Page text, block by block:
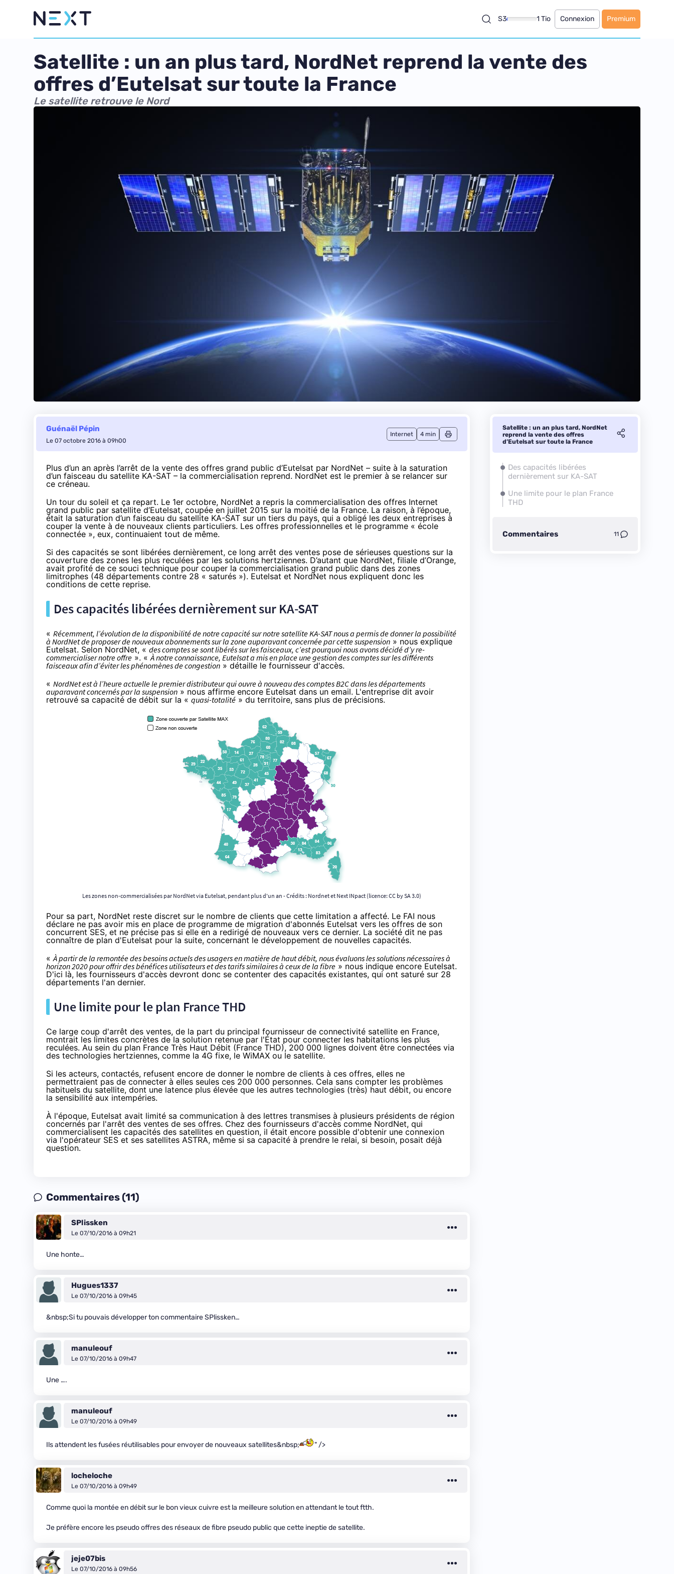
S3 1 Tio Connexion Premium
Satellite : un an plus tard, NordNet reprend la vente des
offres d’Eutelsat sur toute la France
Le satellite retrouve le Nord
Guénaël Pépin
Le 07 octobre 2016 à 09h00
Internet 4 min
Plus d’un an après l’arrêt de la vente des offres grand public d’Eutelsat par NordNet – suite à la saturation
d’un faisceau du satellite KA-SAT – la commercialisation reprend. NordNet est le premier à se relancer sur
ce créneau.
Un tour du soleil et ça repart. Le 1er octobre, NordNet a repris la commercialisation des offres Internet
grand public par satellite d’Eutelsat, coupée en juillet 2015 sur la moitié de la France. La raison, à l’époque,
était la saturation d’un faisceau du satellite KA-SAT sur un tiers du pays, qui a obligé les deux entreprises à
couper la vente à de nouveaux clients particuliers. Les offres professionnelles et le programme « école
connectée », eux, continuaient tout de même.
Si des capacités se sont libérées dernièrement, ce long arrêt des ventes pose de sérieuses questions sur la
couverture des zones les plus reculées par les solutions hertziennes. D’autant que NordNet, filiale d’Orange,
avait profité de ce souci technique pour couper la commercialisation grand public dans des zones
limitrophes (48 départements contre 28 « saturés »). Eutelsat et NordNet nous expliquent donc les
conditions de cette reprise.
Des capacités libérées dernièrement sur KA-SAT
« Récemment, l’évolution de la disponibilité de notre capacité sur notre satellite KA-SAT nous a permis de donner la possibilité
à NordNet de proposer de nouveaux abonnements sur la zone auparavant concernée par cette suspension » nous explique
Eutelsat. Selon NordNet, « des comptes se sont libérés sur les faisceaux, c’est pourquoi nous avons décidé d’y re-
commercialiser notre offre ». «À notre connaissance, Eutelsat a mis en place une gestion des comptes sur les différents
faisceaux afin d’éviter les phénomènes de congestion » détaille le fournisseur d'accès.
« NordNet est à l’heure actuelle le premier distributeur qui ouvre à nouveau des comptes B2C dans les départements
auparavant concernés par la suspension » nous affirme encore Eutelsat dans un email. L'entreprise dit avoir
retrouvé sa capacité de débit sur la « quasi-totalité » du territoire, sans plus de précisions.
Les zones non-commercialisées par NordNet via Eutelsat, pendant plus d'un an - Crédits : Nordnet et Next INpact (licence: CC by SA 3.0)
Pour sa part, NordNet reste discret sur le nombre de clients que cette limitation a affecté. Le FAI nous
déclare ne pas avoir mis en place de programme de migration d'abonnés Eutelsat vers les offres de son
concurrent SES, et ne précise pas si elle en a redirigé de nouveaux vers ce dernier. La société dit ne pas
connaître de plan d'Eutelsat pour la suite, concernant le développement de nouvelles capacités.
«À partir de la remontée des besoins actuels des usagers en matière de haut débit, nous évaluons les solutions nécessaires à
horizon 2020 pour offrir des bénéfices utilisateurs et des tarifs similaires à ceux dela fibre » nous indique encore Eutelsat.
D'ici là, les fournisseurs d'accès devront donc se contenter des capacités existantes, qui ont saturé sur 28
départements l'an dernier.
Une limite pour le plan France THD
Ce large coup d'arrêt des ventes, de la part du principal fournisseur de connectivité satellite en France,
montrait les limites concrètes de la solution retenue par l'État pour connecter les habitations les plus
reculées. Au sein du plan France Très Haut Débit (France THD), 200 000 lignes doivent être connectées via
des technologies hertziennes, comme la 4G fixe, le WiMAX ou le satellite.
Si les acteurs, contactés, refusent encore de donner le nombre de clients à ces offres, elles ne
permettraient pas de connecter à elles seules ces 200 000 personnes. Cela sans compter les problèmes
habituels du satellite, dont une latence plus élevée que les autres technologies (très) haut débit, ou encore
la sensibilité aux intempéries.
À l'époque, Eutelsat avait limité sa communication à des lettres transmises à plusieurs présidents de région
concernés par l'arrêt des ventes de ses offres. Chez des fournisseurs d'accès comme NordNet, qui
commercialisent les capacités des satellites en question, il était encore possible d'obtenir une connexion
via l'opérateur SES et ses satellites ASTRA, même si sa capacité à prendre le relai, si besoin, posait déjà
question.
Commentaires (11)
SPlissken
Le 07/10/2016 à 09h21
Une honte…
Hugues1337
Le 07/10/2016 à 09h45
&nbsp;Si tu pouvais développer ton commentaire SPlissken…
manuleouf
Le 07/10/2016 à 09h47
Une ….
manuleouf
Le 07/10/2016 à 09h49
Ils attendent les fusées réutilisables pour envoyer de nouveaux satellites&nbsp; " />
locheloche
Le 07/10/2016 à 09h49
Comme quoi la montée en débit sur le bon vieux cuivre est la meilleure solution en attendant le tout ftth.
Je préfère encore les pseudo offres des réseaux de fibre pseudo public que cette ineptie de satellite.
jeje07bis
Le 07/10/2016 à 09h56
Satellite : un an plus tard, NordNet
reprend la vente des offres
d’Eutelsat sur toute la France
Des capacités libérées
dernièrement sur KA-SAT
Une limite pour le plan France
THD
Commentaires 11